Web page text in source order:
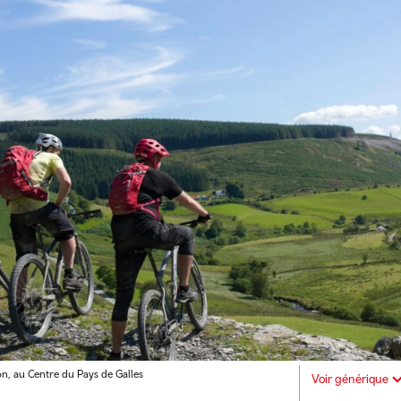
au Centre du Pays de Galles Voir générique